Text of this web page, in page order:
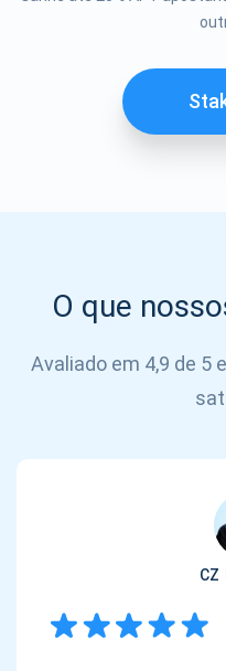
O que
Avaliado em 4,9 de 5
CZ